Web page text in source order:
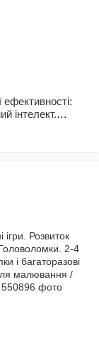
ефективності:
інтелект.